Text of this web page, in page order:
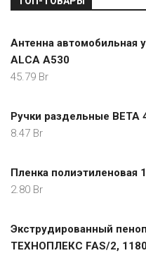
Антенна автомобильная
ALCA А530
45.79 Br
Ручки раздельные BETA
8.47 Br
Пленка полиэтиленовая
2.80 Br
Экструдированный
ТЕХНОПЛЕКС FAS/2,